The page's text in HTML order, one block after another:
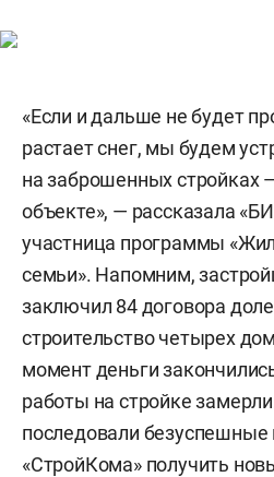
«Если и дальше не будет
растает снег, мы будем
на заброшенных стройках
объекте», — рассказала
участница программы
семьи». Напомним,
заключил 84 договора
строительство четырех
момент деньги
работы на стройке
последовали безуспешные
«СтройКома» получить